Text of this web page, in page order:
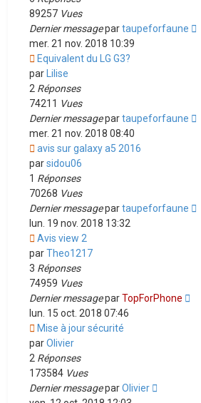
89257 Vues
Dernier messagepartaupeforfaune
mer. 21 nov. 2018 10:39
Equivalent du LG G3?
par
Lilise
2 Réponses
74211 Vues
Dernier messagepartaupeforfaune
mer. 21 nov. 2018 08:40
avis sur galaxy a5 2016
parsidou06
1 Réponses
70268 Vues
Dernier messagepartaupeforfaune
lun. 19 nov. 2018 13:32
Avis view 2
parTheo1217
3 Réponses
74959 Vues
Dernier messageparTopForPhone
lun. 15 oct. 2018 07:46
Mise à jour sécurité
parOlivier
2 Réponses
173584 Vues
Dernier messageparOlivier